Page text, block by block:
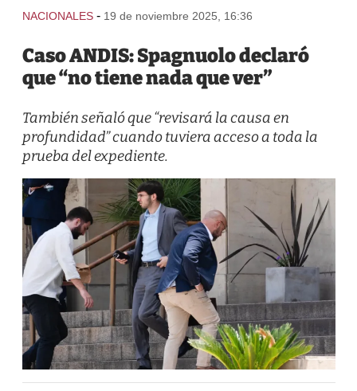
NACIONALES - 19 de noviembre 2025, 16:36
Caso ANDIS: Spagnuolo declaró
que “no tiene nada que ver”
También señaló que “revisará la causa en
profundidad” cuando tuviera acceso a toda la
prueba del expediente.